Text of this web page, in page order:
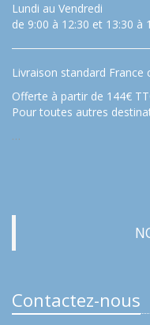
Lundi au Vendredi
de 9:00 à 12:30 et 13:30 à
Livraison standard France
Offerte à partir de 144€
Pour toutes autres
…
Contactez-nous